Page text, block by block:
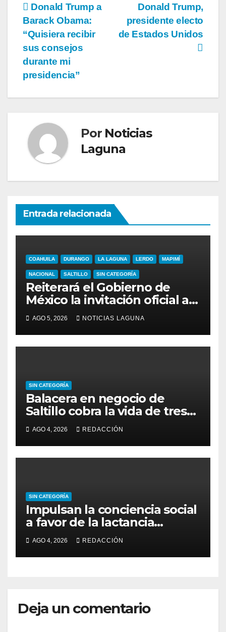
Navegación
de
entradas
Donald Trump,
presidente electo
de Estados Unidos
Donald Trump a
Barack Obama:
“Quisiera recibir
sus consejos
durante mi
presidencia”
Por Noticias
Laguna
Entrada relacionada
COAHUILA DURANGO LA LAGUNA LERDO MAPIMÍ
NACIONAL SALTILLO SIN CATEGORÍA
Reiterará el Gobierno de
México la invitación oficial al
papa León XIV durante la
visita del secretario de
Estado vaticano
AGO 5, 2026 NOTICIAS LAGUNA
SIN CATEGORÍA
Balacera en negocio de
Saltillo cobra la vida de tres
personas y deja una
lesionada de gravedad
AGO 4, 2026 REDACCIÓN
SIN CATEGORÍA
Impulsan la conciencia social
a favor de la lactancia
materna
AGO 4, 2026 REDACCIÓN
Deja un comentario